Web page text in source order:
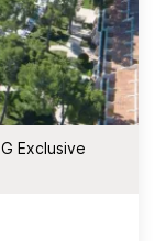
Exclusive